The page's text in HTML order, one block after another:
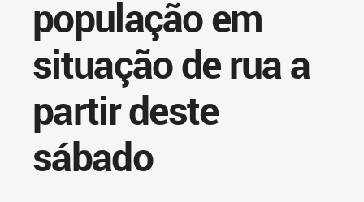
população em
situação de rua a
partir deste
sábado